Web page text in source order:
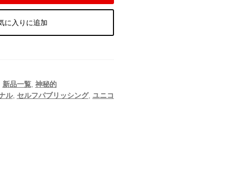
に入りに追加
新品一覧, 神秘的
ル, セルフパブリッシング, ユニコ